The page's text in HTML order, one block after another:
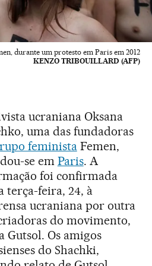
durante um protesto em Paris em 2012
KENZO TRIBOUILLARD (AFP)
ucraniana Oksana
uma das fundadoras
feministaFemen,
se em Paris. A
foi confirmada
terça-feira, 24, à
ucraniana por outra
do movimento,
Gutsol. Os amigos
do Shachki,